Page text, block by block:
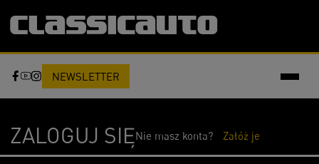
NEWSLETTER
ZALOGUJ SIĘNie masz konta? Załóż je